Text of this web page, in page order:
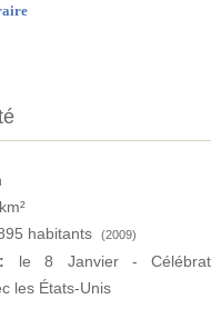
habitants (2009)
le 8 Janvier -
les États-Unis